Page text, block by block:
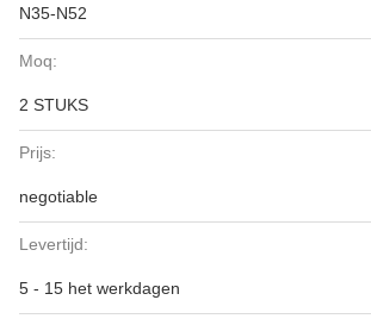
N35-N52
Moq:
2 STUKS
Prijs:
negotiable
Levertijd:
5 - 15 het werkdagen